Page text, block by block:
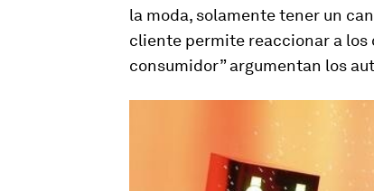
la moda, solamente tener un
cliente permite reaccionar a
consumidor” argumentan los